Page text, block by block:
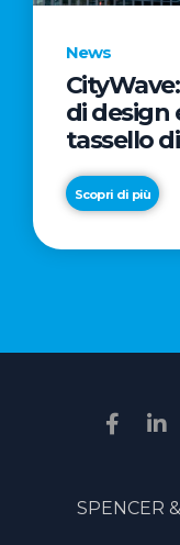
News
di design
tassello
Scopri di più
SPENCER